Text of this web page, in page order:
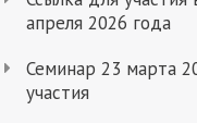
апреля 2026 года
Семинар 23 марта
участия